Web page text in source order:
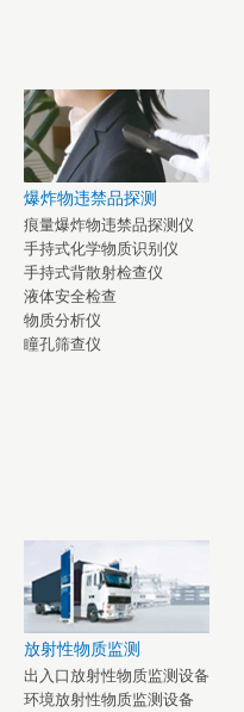
爆炸物违禁品探测
痕量爆炸物违禁品探测仪
手持式化学物质识别仪
手持式背散射检查仪
液体安全检查
物质分析仪
瞳孔筛查仪
放射性物质监测
出入口放射性物质监测设备
环境放射性物质监测设备